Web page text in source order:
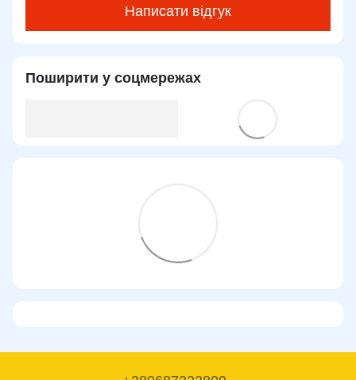
Написати відгук
Поширити у соцмережах